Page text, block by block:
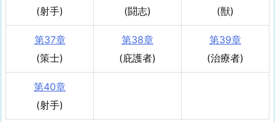
(射手)
(闘志)
(獣)
第37章
(策士)
第38章
(庇護者)
第39章
(治療者)
第40章
(射手)